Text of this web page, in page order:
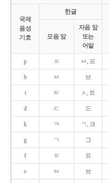
국제
음성
기호
한글
모음 앞
자음 앞
또는
어말
p ㅍ ㅂ, 프
b ㅂ 브
t ㅌ ㅅ, 트
d ㄷ 드
k ㅋ ㄱ, 크
g ㄱ 그
f ㅍ 프
v ㅂ 브